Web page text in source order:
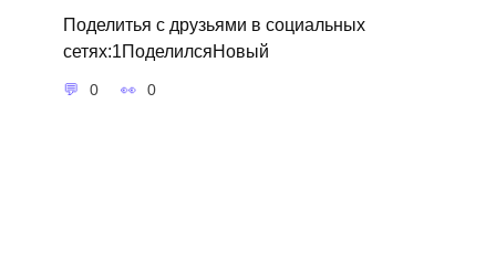
Поделитья с друзьями в социальных
сетях:1ПоделилсяНовый
0 0